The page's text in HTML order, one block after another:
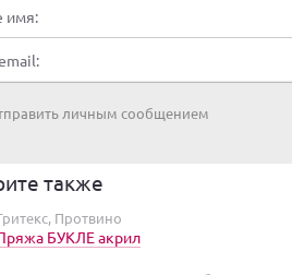
имя:
личным сообщением
также
Протвино
БУКЛЕ акрил